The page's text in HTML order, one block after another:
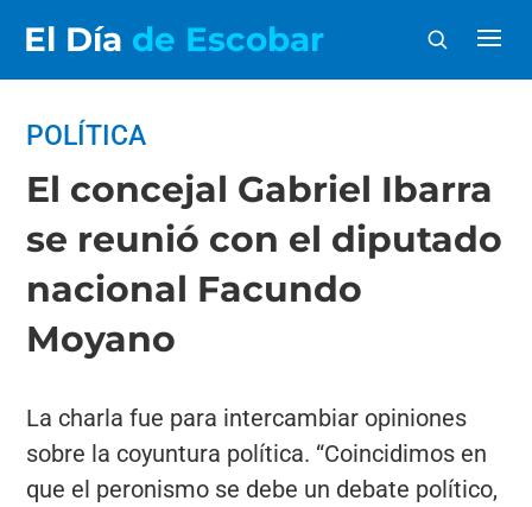
El Día de Escobar
POLÍTICA
El concejal Gabriel Ibarra
se reunió con el diputado
nacional Facundo
Moyano
La charla fue para intercambiar opiniones
sobre la coyuntura política. “Coincidimos en
que el peronismo se debe un debate político,